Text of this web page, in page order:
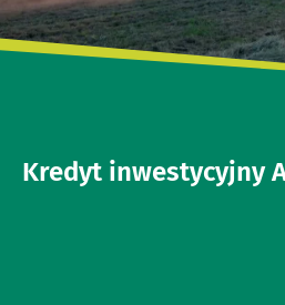
Kredyt inwestycyjny